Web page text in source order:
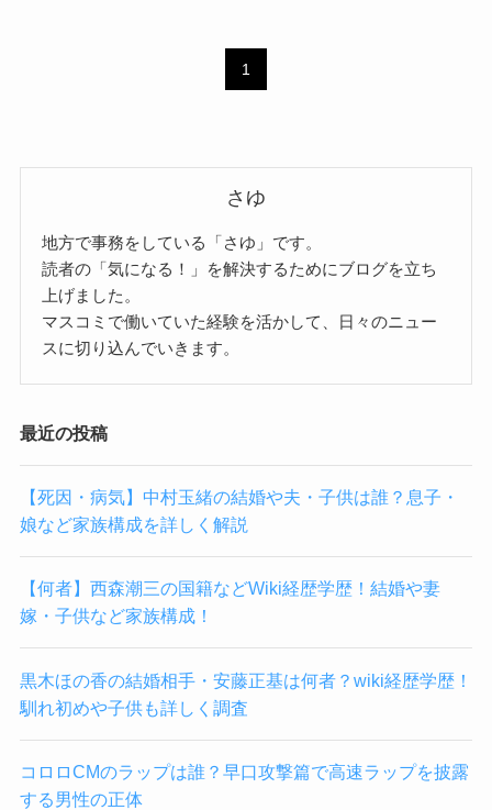
1
さゆ
地方で事務をしている「さゆ」です。
読者の「気になる！」を解決するためにブログを立ち
上げました。
マスコミで働いていた経験を活かして、日々のニュー
スに切り込んでいきます。
最近の投稿
【死因・病気】中村玉緒の結婚や夫・子供は誰？息子・
娘など家族構成を詳しく解説
【何者】西森潮三の国籍などWiki経歴学歴！結婚や妻
嫁・子供など家族構成！
黒木ほの香の結婚相手・安藤正基は何者？wiki経歴学歴！
馴れ初めや子供も詳しく調査
コロロCMのラップは誰？早口攻撃篇で高速ラップを披露
する男性の正体